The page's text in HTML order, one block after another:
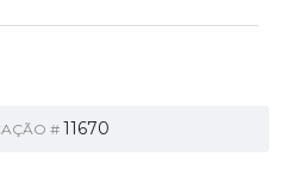
#11670